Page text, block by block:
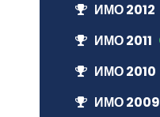
ИМО 2012
ИМО 2011
ИМО 2010
ИМО 2009